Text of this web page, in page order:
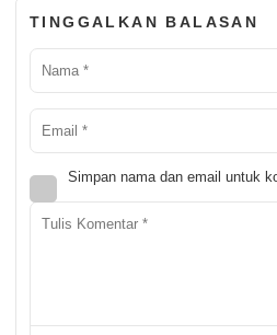
TINGGALKAN BALASAN
Simpan nama dan email untuk